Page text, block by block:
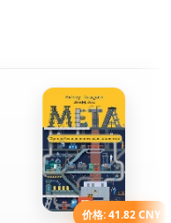
价格: 41.82 CNY